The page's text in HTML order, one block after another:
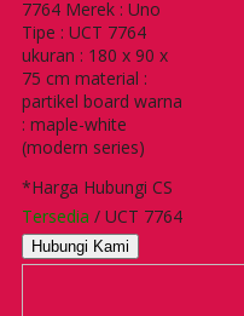
7764 Merek : Uno
Tipe : UCT 7764
ukuran : 180 x 90 x
75 cm material :
partikel board warna
: maple-white
(modern series)
*Harga Hubungi CS
Tersedia / UCT 7764
Hubungi Kami